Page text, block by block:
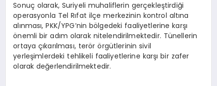
Sonuç olarak, Suriyeli muhaliflerin gerçekleştirdiği
operasyonla Tel Rıfat ilçe merkezinin kontrol altına
alınması, PKK/YPG’nin bölgedeki faaliyetlerine karşı
önemli bir adım olarak nitelendirilmektedir. Tünellerin
ortaya çıkarılması, terör örgütlerinin sivil
yerleşimlerdeki tehlikeli faaliyetlerine karşı bir zafer
olarak değerlendirilmektedir.